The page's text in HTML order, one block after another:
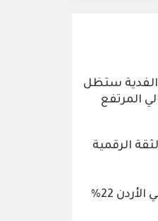
الفدية ستظل
المرتفع
الرقمية
ارتفاع الحوادث السيبرانية في الأردن 22%